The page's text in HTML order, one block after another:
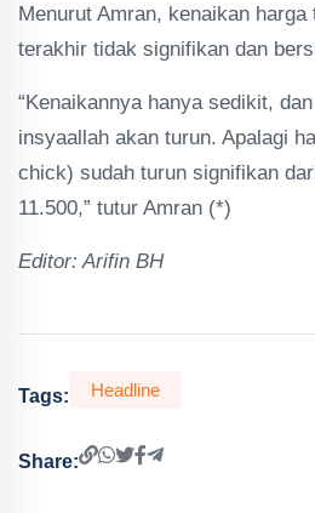
Menurut Amran, kenaikan
terakhir tidak signifikan dan
“Kenaikannya hanya sedikit,
insyaallah akan turun. Apalagi
chick) sudah turun signifikan
11.500,” tutur Amran (*)
Editor: Arifin BH
Tags: Headline
Share: